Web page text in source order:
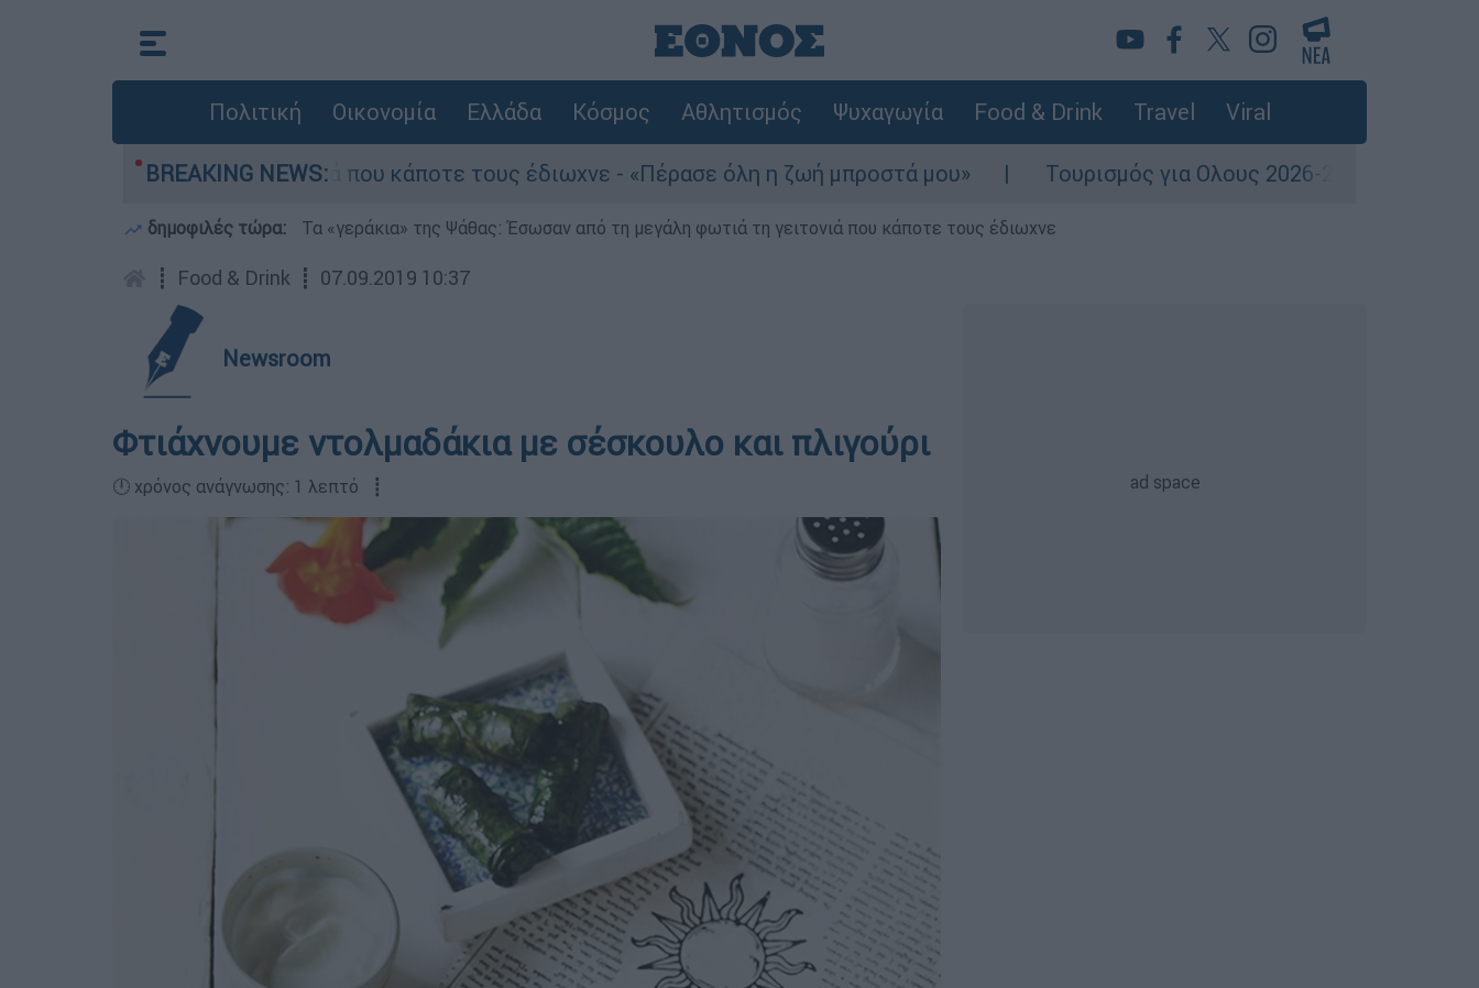
Πολιτική Οικονομία Ελλάδα Κόσμος Αθλητισμός Ψυχαγωγία Food & Drink Travel Viral
BREAKING NEWS:
τη γειτονιά που κάποτε τους έδιωχνε - «Πέρασε όλη η ζωή μπροστά μου» Τουρισμός για Ολους 2026-2027: Τα SOS για να
δημοφιλές τώρα: Τα «γεράκια» της Ψάθας: Έσωσαν από τη μεγάλη φωτιά τη γειτονιά που κάποτε τους έδιωχνε
┋ Food & Drink ┋ 07.09.2019 10:37
Newsroom
Φτιάχνουμε ντολμαδάκια με σέσκουλο και πλιγούρι
🕛 χρόνος ανάγνωσης: 1 λεπτό ┋